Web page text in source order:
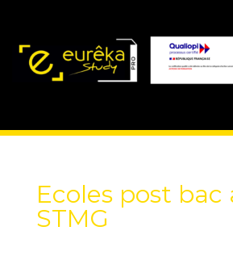
Ecoles post bac
STMG